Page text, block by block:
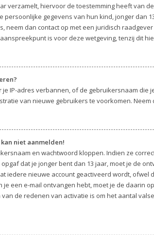
verzamelt, hiervoor de toestemming heeft van
persoonlijke gegevens van hun kind, jonger dan
neem dan contact op met een juridisch
is voor deze wetgeving, tenzij dit
IP-adres verbannen, of de gebruikersnaam
van nieuwe gebruikers te voorkomen.
niet aanmelden!
en wachtwoord kloppen. Indien ze
dat je jonger bent dan 13 jaar, moet je de
iedere nieuwe account geactiveerd wordt,
je een e-mail ontvangen hebt, moet je de daarin
de redenen van activatie is om het aantal